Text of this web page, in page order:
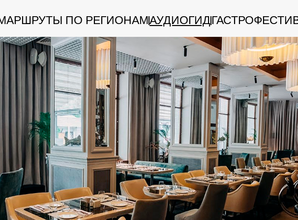
ПО РЕГИОНАМАУДИОГИДГАСТРОФЕСТИВАЛИ